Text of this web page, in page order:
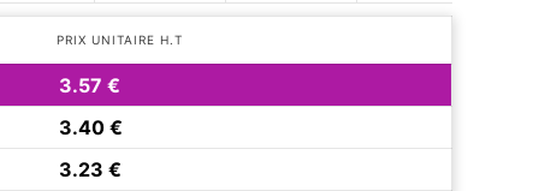
PRIX UNITAIRE H.T
3.57 €
3.40 €
3.23 €